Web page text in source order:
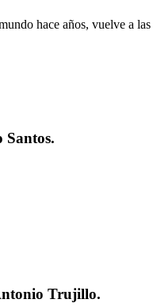
hace años, vuelve a las
Trujillo.